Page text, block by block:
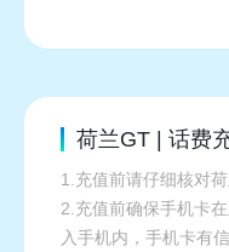
荷兰GT | 话费
1.充值前请仔细核对
2.充值前确保手机卡
入手机内，手机卡有